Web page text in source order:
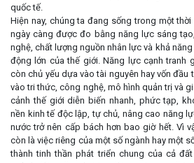
quốc tế.
Hiện nay, chúng ta đang sống trong một
ngày càng được đo bằng năng lực sáng
nghệ, chất lượng nguồn nhân lực và khả
động lớn của thế giới. Năng lực cạnh tranh
còn chủ yếu dựa vào tài nguyên hay vốn đầu
vào tri thức, công nghệ, mô hình quản trị và
cảnh thế giới diễn biến nhanh, phức tạp,
nền kinh tế độc lập, tự chủ, nâng cao năng
nước trở nên cấp bách hơn bao giờ hết. Vì
còn là việc riêng của một số ngành hay một
thành tinh thần phát triển chung của cả